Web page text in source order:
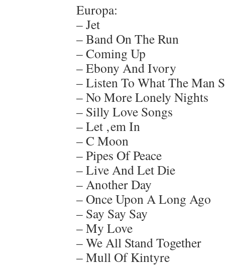
Europa:
– Jet
– Band On The Run
– Coming Up
– Ebony And Ivory
– Listen To What The Man
– No More Lonely Nights
– Silly Love Songs
– Let ‚em In
– C Moon
– Pipes Of Peace
– Live And Let Die
– Another Day
– Once Upon A Long Ago
– Say Say Say
– My Love
– We All Stand Together
– Mull Of Kintyre